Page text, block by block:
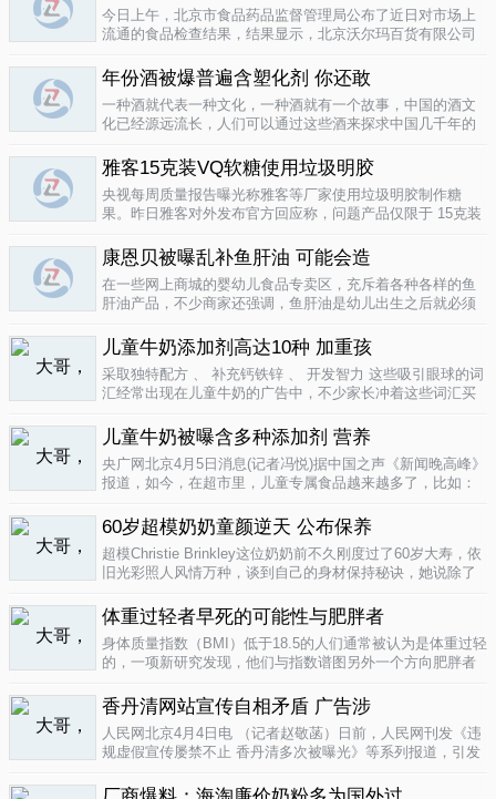
今日上午，北京市食品药品监督管理局公布了近日对市场上
流通的食品检查结果，结果显示，北京沃尔玛百货有限公司
款小食品甜蜜素超标。二氧化硫在我国禁止用于姜粉这类食
物，据市食药监局食品安全专家介绍..
年份酒被爆普遍含塑化剂 你还敢
一种酒就代表一种文化，一种酒就有一个故事，中国的酒文
化已经源远流长，人们可以通过这些酒来探求中国几千年的
有害又不能完全戒掉的原因，因为酒已经不只是一种可以喝
的饮品那么简单，就像茶一样有很厚..
雅客15克装VQ软糖使用垃圾明胶
央视每周质量报告曝光称雅客等厂家使用垃圾明胶制作糖
果。昨日雅客对外发布官方回应称，问题产品仅限于 15克装
生产该产品，并将嘉利达明胶原料全部封存。对已上市流通
产品，雅客表示已于3月15..
康恩贝被曝乱补鱼肝油 可能会造
在一些网上商城的婴幼儿食品专卖区，充斥着各种各样的鱼
肝油产品，不少商家还强调，鱼肝油是幼儿出生之后就必须
孩子服用鱼肝油。而实际上，以食品身份出现的鱼肝油是药
品，过量补充会对孩子产生伤害。在..
儿童牛奶添加剂高达10种 加重孩
采取独特配方 、 补充钙铁锌 、 开发智力 这些吸引眼球的词
汇经常出现在儿童牛奶的广告中，不少家长冲着这些词汇买
示，孩子应该尽量少喝。超市儿童牛奶添加剂高达10种昨
天，重庆晨报记者在杨家坪..
儿童牛奶被曝含多种添加剂 营养
央广网北京4月5日消息(记者冯悦)据中国之声《新闻晚高峰》
报道，如今，在超市里，儿童专属食品越来越多了，比如：
非常独特，因此，备受孩子们和家长的喜爱。然而，一些营
养专家指出，儿童牛奶比普通..
60岁超模奶奶童颜逆天 公布保养
超模Christie Brinkley这位奶奶前不久刚度过了60岁大寿，依
旧光彩照人风情万种，谈到自己的身材保持秘诀，她说除了
外，从12岁开始她就是个素食主义者，早餐吃燕麦粥加果
酱，午餐豆子..
体重过轻者早死的可能性与肥胖者
身体质量指数（BMI）低于18.5的人们通常被认为是体重过轻
的，一项新研究发现，他们与指数谱图另外一个方向肥胖者
（如果是粗略的）整体健康指标的可靠性。这个测量值反映
一个人的高度与重量的比..
香丹清网站宣传自相矛盾 广告涉
人民网北京4月4日电 （记者赵敬菡）日前，人民网刊发《违
规虚假宣传屡禁不止 香丹清多次被曝光》等系列报道，引发
官方销售网站存在备案信息不明、涉嫌违规发布广告、宣传